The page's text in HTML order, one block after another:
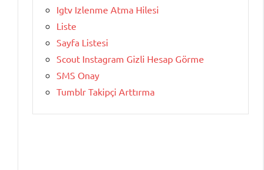
Igtv Izlenme Atma Hilesi
Liste
Sayfa Listesi
Scout Instagram Gizli Hesap Görme
SMS Onay
Tumblr Takipçi Arttırma